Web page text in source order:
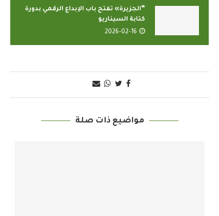
“الجزيرة» تفتح باب الإبداع الرقمي بدورة
كتابة السيناريو
2026-02-16
مواضيع ذات صلة